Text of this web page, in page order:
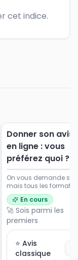
cet indice.
Donner son avis
en ligne : vous
préférez quoi ?
On vous demande
mais tous les formats
Dites-nous ce qui
envie de participer.
En cours
🚀 Sois parmi les
premiers
⭐ Avis
classique